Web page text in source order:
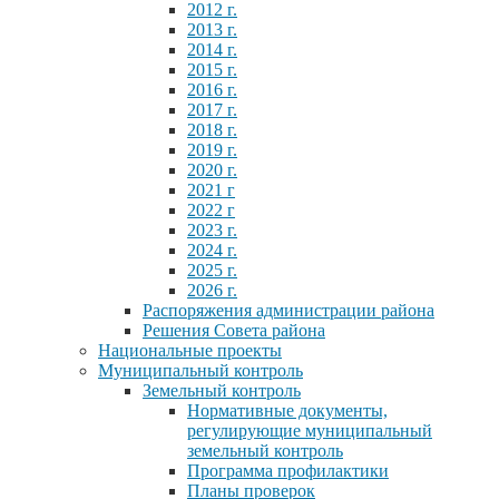
2012 г.
2013 г.
2014 г.
2015 г.
2016 г.
2017 г.
2018 г.
2019 г.
2020 г.
2021 г
2022 г
2023 г.
2024 г.
2025 г.
2026 г.
Распоряжения администрации района
Решения Совета района
Национальные проекты
Муниципальный контроль
Земельный контроль
Нормативные документы,
регулирующие муниципальный
земельный контроль
Программа профилактики
Планы проверок